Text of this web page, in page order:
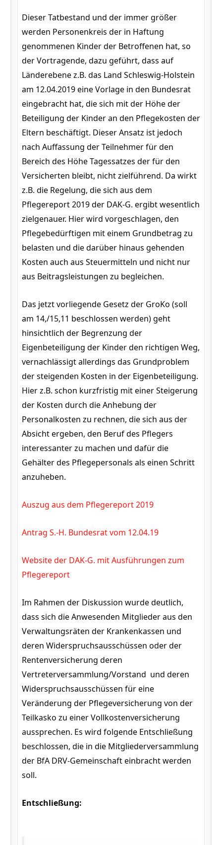
Dieser Tatbestand und der immer größer
werden Personenkreis der in Haftung
genommenen Kinder der Betroffenen hat, so
der Vortragende, dazu geführt, dass auf
Länderebene z.B. das Land Schleswig-Holstein
am 12.04.2019 eine Vorlage in den Bundesrat
eingebracht hat, die sich mit der Höhe der
Beteiligung der Kinder an den Pflegekosten der
Eltern beschäftigt. Dieser Ansatz ist jedoch
nach Auffassung der Teilnehmer für den
Bereich des Höhe Tagessatzes der für den
Versicherten bleibt, nicht zielführend. Da wirkt
z.B. die Regelung, die sich aus dem
Pflegereport 2019 der DAK-G. ergibt wesentlich
zielgenauer. Hier wird vorgeschlagen, den
Pflegebedürftigen mit einem Grundbetrag zu
belasten und die darüber hinaus gehenden
Kosten auch aus Steuermitteln und nicht nur
aus Beitragsleistungen zu begleichen.
Das jetzt vorliegende Gesetz der GroKo (soll
am 14,/15,11 beschlossen werden) geht
hinsichtlich der Begrenzung der
Eigenbeteiligung der Kinder den richtigen Weg,
vernachlässigt allerdings das Grundproblem
der steigenden Kosten in der Eigenbeteiligung.
Hier z.B. schon kurzfristig mit einer Steigerung
der Kosten durch die Anhebung der
Personalkosten zu rechnen, die sich aus der
Absicht ergeben, den Beruf des Pflegers
interessanter zu machen und dafür die
Gehälter des Pflegepersonals als einen Schritt
anzuheben.
Auszug aus dem Pflegereport 2019
Antrag S.-H. Bundesrat vom 12.04.19
Website der DAK-G. mit Ausführungen zum
Pflegereport
Im Rahmen der Diskussion wurde deutlich,
dass sich die Anwesenden Mitglieder aus den
Verwaltungsräten der Krankenkassen und
deren Widerspruchsausschüssen oder der
Rentenversicherung deren
Vertreterversammlung/Vorstand und deren
Widerspruchsausschüssen für eine
Veränderung der Pflegeversicherung von der
Teilkasko zu einer Vollkostenversicherung
aussprechen. Es wird folgende Entschließung
beschlossen, die in die Mitgliederversammlung
der BfA DRV-Gemeinschaft einbracht werden
soll.
Entschließung: